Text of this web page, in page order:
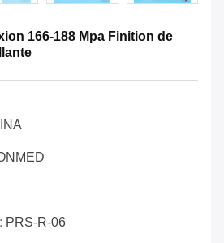
166-188 Mpa Finition de
PRS-R-06